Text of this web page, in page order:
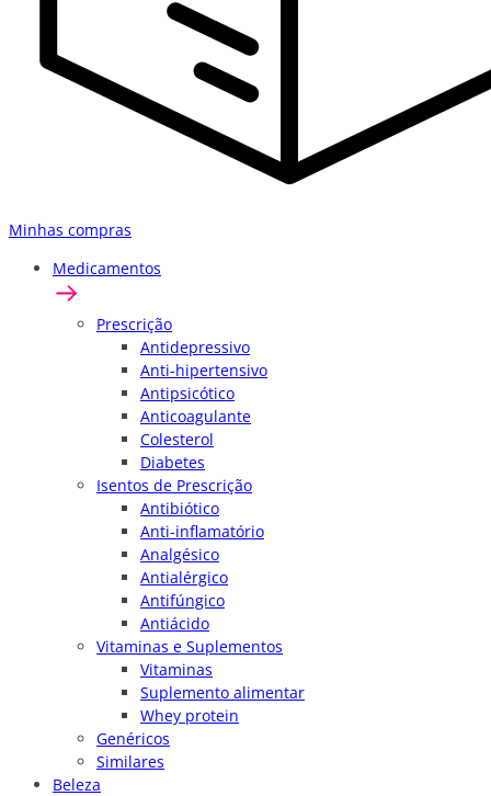
Minhas compras
Medicamentos
Prescrição
Antidepressivo
Anti-hipertensivo
Antipsicótico
Anticoagulante
Colesterol
Diabetes
Isentos de Prescrição
Antibiótico
Anti-inflamatório
Analgésico
Antialérgico
Antifúngico
Antiácido
Vitaminas e Suplementos
Vitaminas
Suplemento alimentar
Whey protein
Genéricos
Similares
Beleza